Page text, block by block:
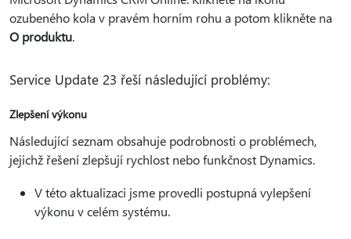
ozubeného kola v pravém horním rohu a potom klikněte na
O produktu.
Service Update 23 řeší následující problémy:
Zlepšení výkonu
Následující seznam obsahuje podrobnosti o problémech,
jejichž řešení zlepšují rychlost nebo funkčnost Dynamics.
V této aktualizaci jsme provedli postupná vylepšení
výkonu v celém systému.